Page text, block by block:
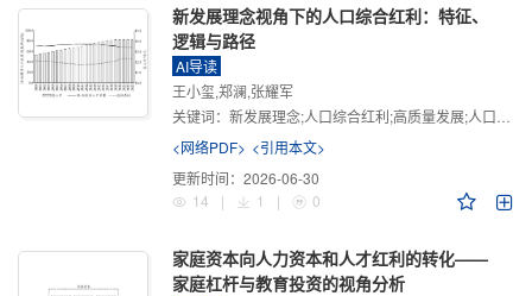
新发展理念视角下的人口综合红利：特征、
逻辑与路径
AI导读
王小玺,郑澜,张耀军
关键词： 新发展理念;人口综合红利;高质量发展;人口政策;中国式现代化
<网络PDF> <引用本文>
更新时间： 2026-06-30
14
| 1 | 0
家庭资本向人力资本和人才红利的转化——
家庭杠杆与教育投资的视角分析